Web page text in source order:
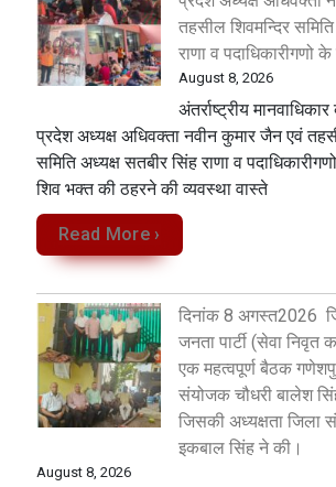
तहसील शिवमन्दिर
राणा व पदाधिकारीगणो के
August 8, 2026
अंतर्राष्ट्रीय
प्रदेश अध्यक्ष अधिवक्ता नवीन कुमार जैन एवं
समिति अध्यक्ष सतबीर सिंह राणा व
शिव भक्त की ठहरने की व्यवस्था वास्ते
Read More ›
दिनांक 8 अगस्त2026
जनता पार्टी (सेवा निवृत
एक महत्वपूर्ण बैठक
संयोजक चौधरी बालेश
जिसकी अध्यक्षता जिला
इकबाल सिंह ने की।
August 8, 2026